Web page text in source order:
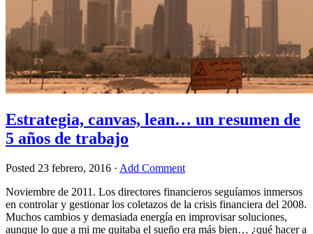
Estrategia, canvas, lean… un resumen de
5 años de trabajo
Posted 23 febrero, 2016 · Add Comment
Noviembre de 2011. Los directores financieros seguíamos inmersos
en controlar y gestionar los coletazos de la crisis financiera del 2008.
Muchos cambios y demasiada energía en improvisar soluciones,
aunque lo que a mi me quitaba el sueño era más bien… ¿qué hacer a